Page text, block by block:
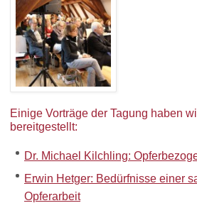
Einige Vorträge der Tagung haben
bereitgestellt:
Dr. Michael Kilchling:
Erwin Hetger: Bedürfnisse einer
Opferarbeit